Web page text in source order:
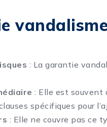
: La garantie
: Elle est souvent
spécifiques pour
: Elle ne couvre pas ce